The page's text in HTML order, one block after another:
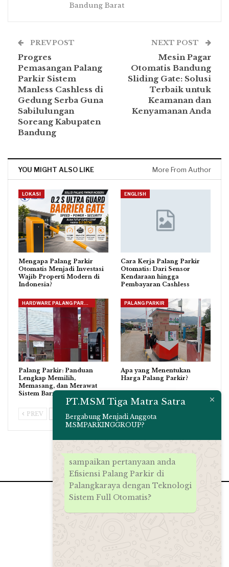
Bandung Barat
PREV POST
Progres
Pemasangan Palang
Parkir Sistem
Manless Cashless di
Gedung Serba Guna
Sabilulungan
Soreang Kabupaten
Bandung
NEXT POST
Mesin Pagar
Otomatis Bandung
Sliding Gate: Solusi
Terbaik untuk
Keamanan dan
Kenyamanan Anda
YOU MIGHT ALSO LIKE More From Author
LOKASI
Mengapa Palang Parkir
Otomatis Menjadi Investasi
Wajib Properti Modern di
Indonesia?
ENGLISH
Cara Kerja Palang Parkir
Otomatis: Dari Sensor
Kendaraan hingga
Pembayaran Cashless
Palang Parkir: Panduan
Lengkap Memilih,
Memasang, dan Merawat
Sistem Barrier Gate…
PALANG PARKIR
Apa yang Menentukan
Harga Palang Parkir?
PREV NEXT
PT.MSM Tiga Matra Satra
Bergabung Menjadi Anggota
MSMPARKINGGROUP?
sampaikan pertanyaan anda
Efisiensi Palang Parkir di
Palangkaraya dengan Teknologi
Sistem Full Otomatis?